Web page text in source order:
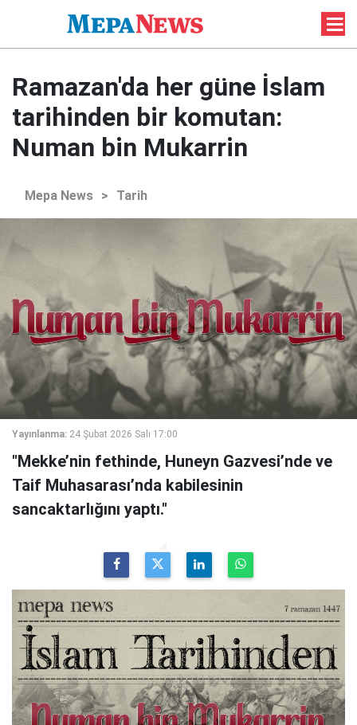
Ramazan'da her güne İslam
tarihinden bir komutan:
Numan bin Mukarrin
Mepa News > Tarih
Yayınlanma: 24 Şubat 2026 Salı 17:00
"Mekke’nin fethinde, Huneyn Gazvesi’nde ve
Taif Muhasarası’nda kabilesinin
sancaktarlığını yaptı."